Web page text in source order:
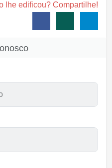
lhe edificou? Compartilhe!